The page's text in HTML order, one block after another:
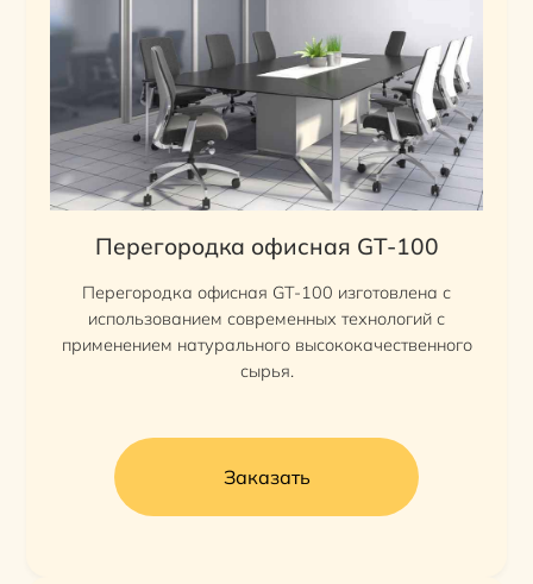
Перегородка офисная GT-100
Перегородка офисная GT-100 изготовлена с
использованием современных технологий с
применением натурального высококачественного
сырья.
Заказать